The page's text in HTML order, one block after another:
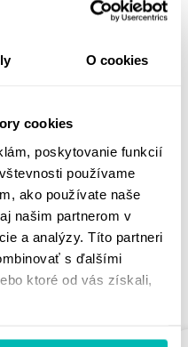
O cookies
cookies
poskytovanie funkcií
používame
ako používate naše
našim partnerom v
a analýzy. Títo partneri
s ďalšími
ktoré od vás získali,
460-000)
SA VÁM